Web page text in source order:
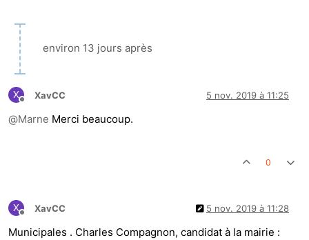
environ 13 jours après
X
Hors-ligne
XavCC 5 nov. 2019 à 11:25
@Marne Merci beaucoup.
0
X
Hors-ligne
XavCC 5 nov. 2019 à 11:28
Municipales . Charles Compagnon, candidat à la mairie :